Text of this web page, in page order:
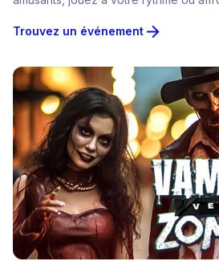
Trouvez un événement